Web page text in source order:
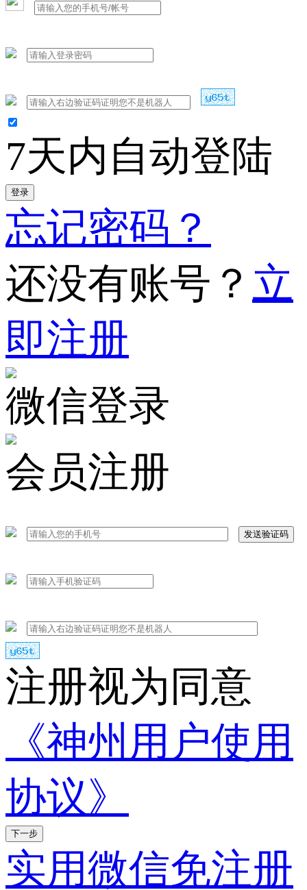
7天内自动登陆
登录
忘记密码？
还没有账号？ 立
即注册
微信登录
会员注册
发送验证码
注册视为同意
《神州用户使用
协议》
下一步
实用微信免注册